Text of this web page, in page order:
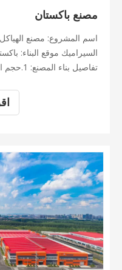
مصنع باكستان
اسم المشروع: مصنع الهياكل
الوزن 3. الهيكل